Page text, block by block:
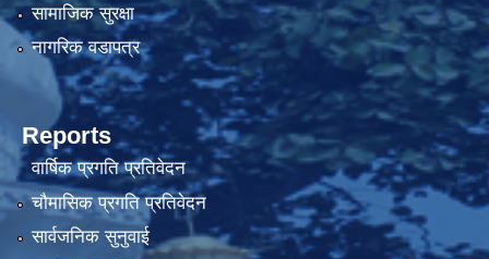
सामाजिक सुरक्षा
नागरिक वडापत्र
Reports
वार्षिक प्रगति प्रतिवेदन
चौमासिक प्रगति प्रतिवेदन
सार्वजनिक सुनुवाई